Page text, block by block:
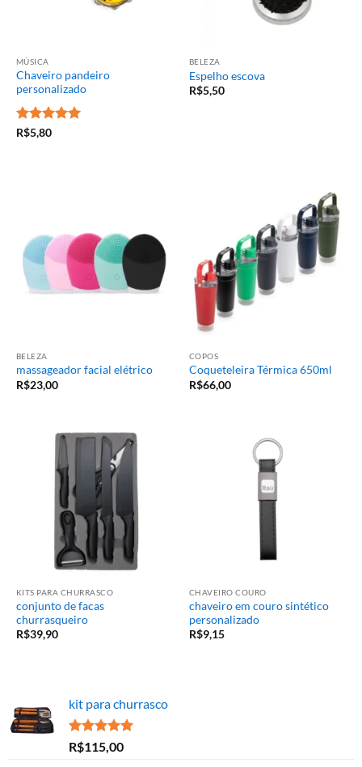
MÚSICA
Chaveiro pandeiro
personalizado
Avaliação
R$5,80
BELEZA
Espelho escova
R$5,50
BELEZA
massageador facial elétrico
R$23,00
COPOS
Coqueteleira Térmica 650ml
R$66,00
KITS PARA CHURRASCO
conjunto de facas
churrasqueiro
R$39,90
CHAVEIRO COURO
chaveiro em couro sintético
personalizado
R$9,15
kit para churrasco
Avaliação
5.00
de 5
R$115,00